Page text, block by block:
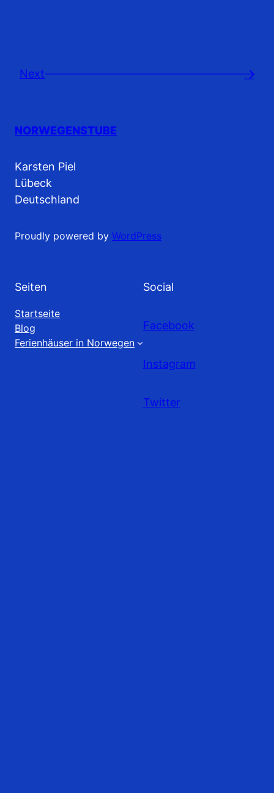
Next →
NORWEGENSTUBE
Karsten Piel
Lübeck
Deutschland
Proudly powered by WordPress
Seiten
Startseite
Blog
Ferienhäuser in Norwegen
Social
Facebook
Instagram
Twitter